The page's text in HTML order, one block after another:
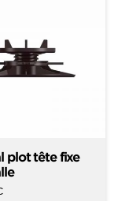
plot tête fixe